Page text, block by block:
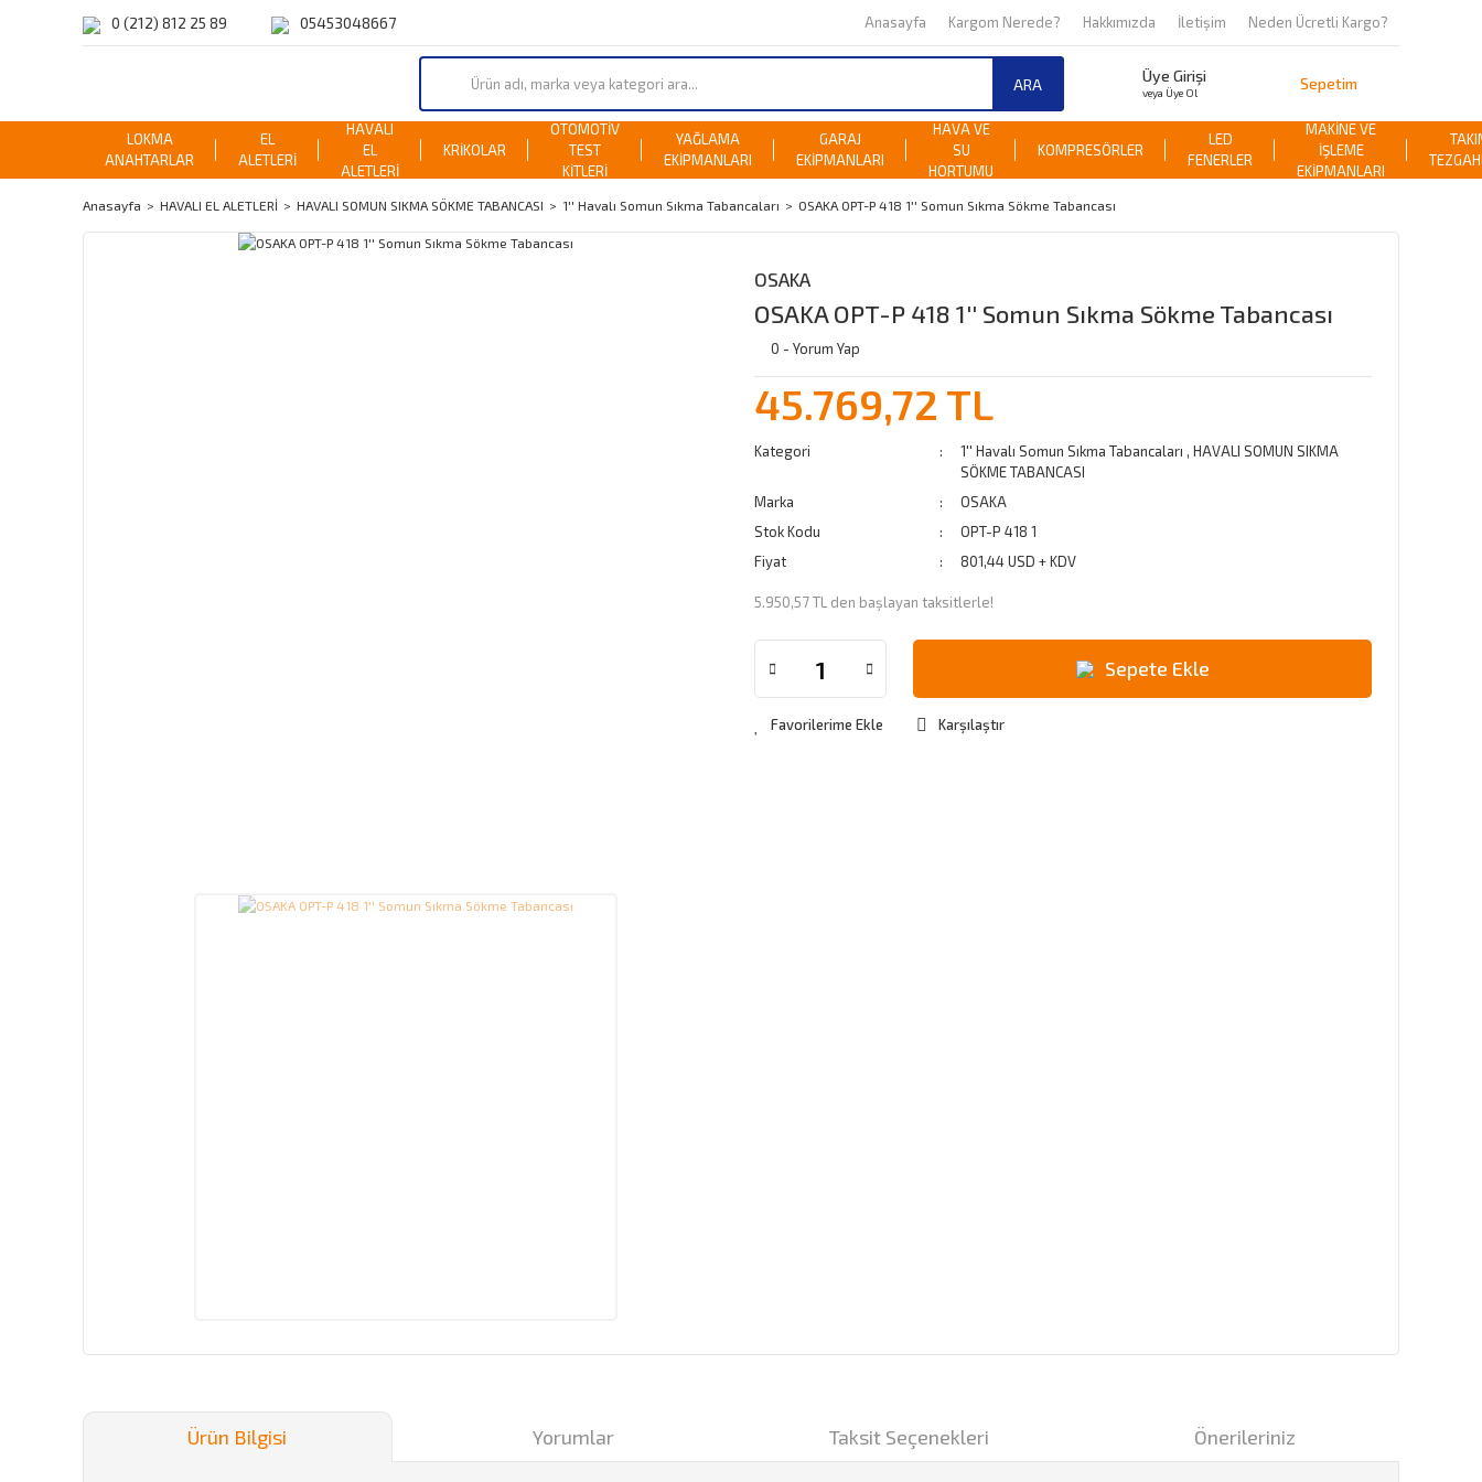
0 (212) 812 25 89 05453048667 Anasayfa Kargom Nerede? Hakkımızda İletişim Neden Ücretli Kargo?
ARA Üye Girişi
veya Üye Ol Sepetim
LOKMA
ANAHTARLAR
EL
ALETLERİ
HAVALI
EL
ALETLERİ
KRİKOLAR
OTOMOTİV
TEST
KİTLERİ
YAĞLAMA
EKİPMANLARI
GARAJ
EKİPMANLARI
HAVA VE
SU
HORTUMU
KOMPRESÖRLER
LED
FENERLER
MAKİNE VE
İŞLEME
EKİPMANLARI
Anasayfa HAVALI EL ALETLERİ HAVALI SOMUN SIKMA SÖKME TABANCASI 1'' Havalı Somun Sıkma Tabancaları OSAKA OPT-P 418 1'' Somun Sıkma Sökme Tabancası
OSAKA
OSAKA OPT-P 418 1'' Somun Sıkma Sökme Tabancası
0 - Yorum Yap
45.769,72 TL
Kategori 1'' Havalı Somun Sıkma Tabancaları , HAVALI SOMUN SIKMA
SÖKME TABANCASI
Marka
OSAKA
Stok Kodu
OPT-P 418 1
Fiyat
801,44 USD + KDV
5.950,57 TL den başlayan taksitlerle!
Sepete Ekle
Karşılaştır
Ürün Bilgisi Yorumlar Taksit Seçenekleri Önerileriniz